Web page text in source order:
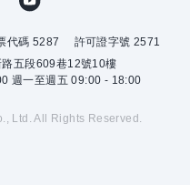
代碼 5287
許可證字號 2571
五段609巷12號10樓
週一至週五 09:00 - 18:00
Ltd. All Rights Reserved.